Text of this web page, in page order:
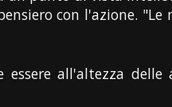
con l'azione.
all'altezza delle